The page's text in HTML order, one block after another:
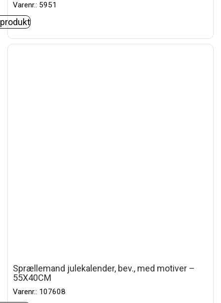
Varenr.: 5951
Sprællemand julekalender, bev., med motiver –
55X40CM
Varenr.: 107608